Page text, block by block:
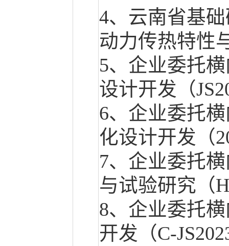
4、云南省基
动力传热特性
5、企业委托
设计开发（
6、企业委托
化设计开发（
7、企业委托
与试验研究（
8、企业委托
开发（C-